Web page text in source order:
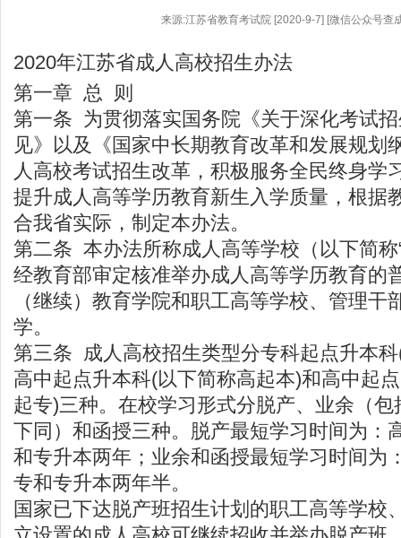
来源:江苏省教育考试院 [2020-9-7] [微信公众号查
2020年江苏省成人高校招生办法
第一章 总 则
第一条 为贯彻落实国务院《关于深化考试
见》以及《国家中长期教育改革和发展规划
人高校考试招生改革，积极服务全民终身学
提升成人高等学历教育新生入学质量，根据
合我省实际，制定本办法。
第二条 本办法所称成人高等学校（以下简称
经教育部审定核准举办成人高等学历教育的
（继续）教育学院和职工高等学校、管理干
学。
第三条 成人高校招生类型分专科起点升本
高中起点升本科(以下简称高起本)和高中起
起专)三种。在校学习形式分脱产、业余（
下同）和函授三种。脱产最短学习时间为：
和专升本两年；业余和函授最短学习时间为
专和专升本两年半。
国家已下达脱产班招生计划的职工高等学校